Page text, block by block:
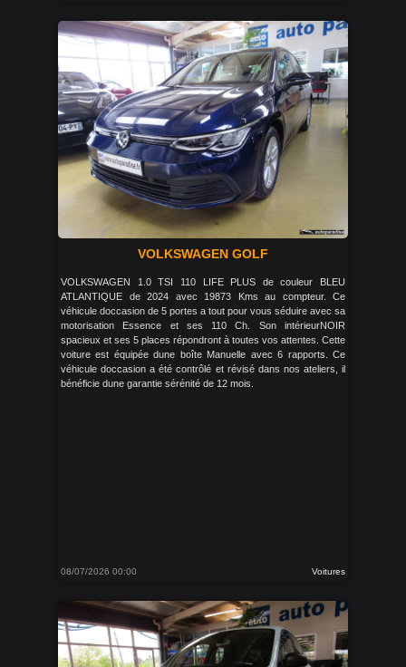
VOLKSWAGEN GOLF
VOLKSWAGEN 1.0 TSI 110 LIFE PLUS de couleur BLEU
ATLANTIQUE de 2024 avec 19873 Kms au compteur. Ce
véhicule doccasion de 5 portes a tout pour vous séduire avec sa
motorisation Essence et ses 110 Ch. Son intérieurNOIR
spacieux et ses 5 places répondront à toutes vos attentes. Cette
voiture est équipée dune boîte Manuelle avec 6 rapports. Ce
véhicule doccasion a été contrôlé et révisé dans nos ateliers, il
bénéficie dune garantie sérénité de 12 mois.
08/07/2026 00:00 Voitures